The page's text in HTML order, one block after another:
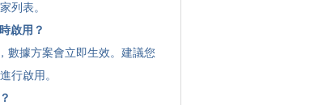
列表。
啟用？
數據方案會立即生效。建議您
行啟用。